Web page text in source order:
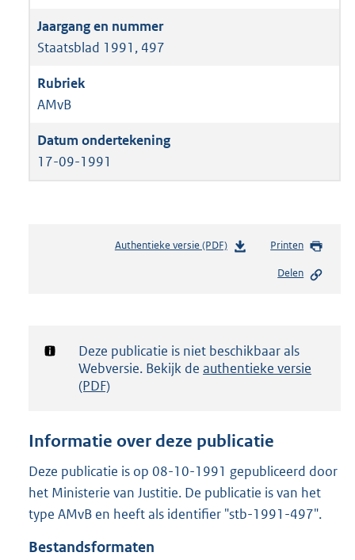
Staatsblad 1991, 497
AMvB
17-09-1991
Authentieke versie (PDF)b
g
t
e
:
9
Printen
Delen
Notificatie:
Deze publicatie is niet beschikbaar als
Webversie. Bekijk de authentieke versie
(PDF)
Informatie over deze publicatie
Deze publicatie is op 08-10-1991 gepubliceerd door
het Ministerie van Justitie. De publicatie is van het
type AMvB en heeft als identifier "stb-1991-497".
Bestandsformaten